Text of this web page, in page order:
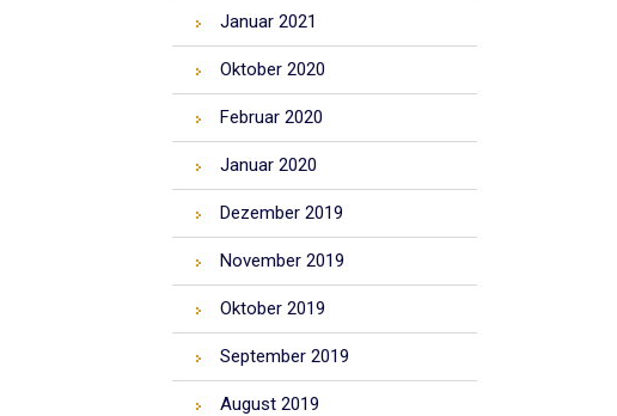
Januar 2021
Oktober 2020
Februar 2020
Januar 2020
Dezember 2019
November 2019
Oktober 2019
September 2019
August 2019